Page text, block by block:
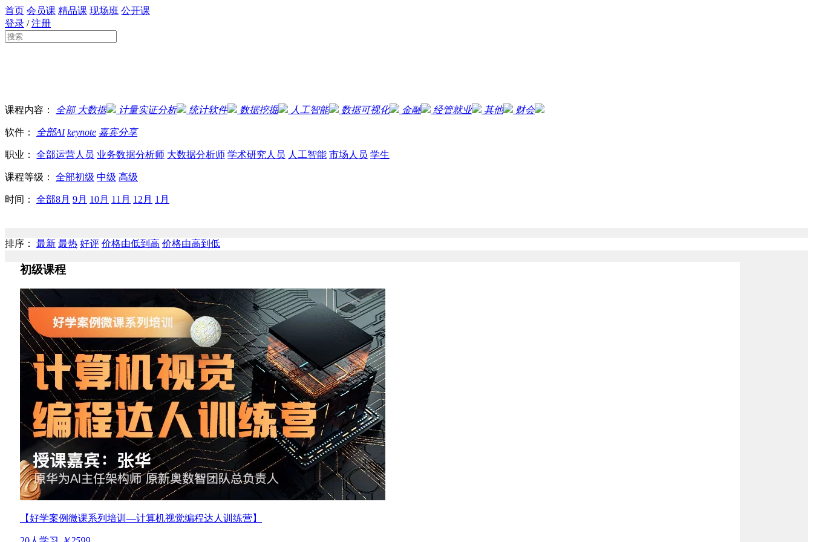
首页 会员课 精品课 现场班 公开课
登录 /注册
课程内容： 全部大数据 计量实证分析 统计软件 数据挖掘 人工智能 数据可视化 金融 经管就业 其他 财会
软件： 全部AI keynote 嘉宾分享
职业： 全部运营人员 业务数据分析师 大数据分析师 学术研究人员 人工智能 市场人员 学生
课程等级： 全部初级 中级 高级
时间： 全部8月 9月 10月 11月 12月 1月
排序： 最新 最热 好评 价格由低到高 价格由高到低
初级课程
【好学案例微课系列培训—计算机视觉编程达人训练营】